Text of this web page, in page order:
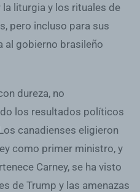
liturgia y los rituales de
pero incluso para sus
al gobierno brasileño
dureza, no
los resultados políticos
canadienses eligieron
como primer ministro, y
Carney, se ha visto
de Trump y las amenazas